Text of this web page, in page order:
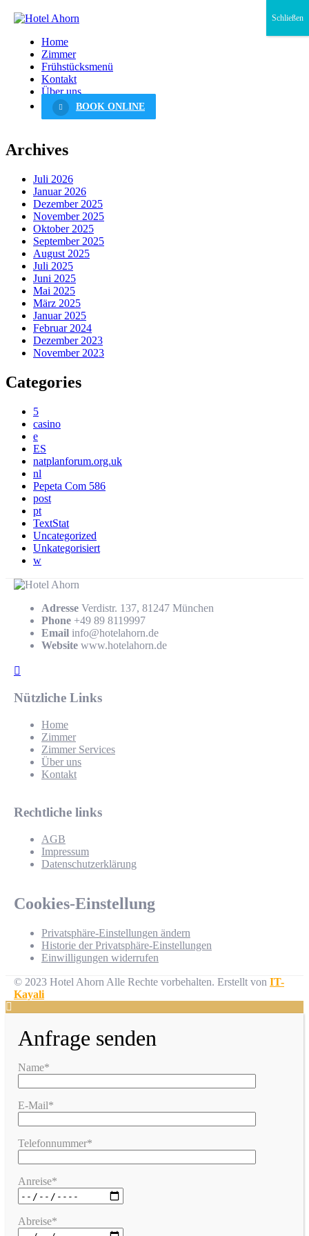
Home
Zimmer
Frühstücksmenü
Kontakt
Über uns
BOOK ONLINE
Archives
Juli 2026
Januar 2026
Dezember 2025
November 2025
Oktober 2025
September 2025
August 2025
Juli 2025
Juni 2025
Mai 2025
März 2025
Januar 2025
Februar 2024
Dezember 2023
November 2023
Categories
5
casino
e
ES
natplanforum.org.uk
nl
Pepeta Com 586
post
pt
TextStat
Uncategorized
Unkategorisiert
w
Adresse Verdistr. 137, 81247 München
Phone +49 89 8119997
Email info@hotelahorn.de
Website www.hotelahorn.de
Nützliche Links
Home
Zimmer
Zimmer Services
Über uns
Kontakt
Rechtliche links
AGB
Impressum
Datenschutzerklärung
Cookies-Einstellung
Privatsphäre-Einstellungen ändern
Historie der Privatsphäre-Einstellungen
Einwilligungen widerrufen
© 2023 Hotel Ahorn Alle Rechte vorbehalten. Erstellt von IT-
Kayali
Anfrage senden
Name*
E-Mail*
Telefonnummer*
Anreise*
Abreise*
Schließen